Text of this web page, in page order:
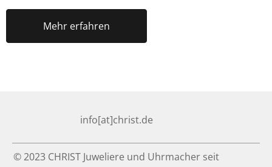
Mehr erfahren
info[at]christ.de
© 2023 CHRIST Juweliere und Uhrmacher seit